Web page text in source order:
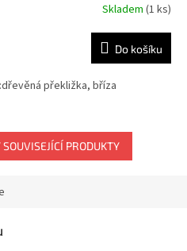
Skladem (1 ks)
Do košíku
překližka, bříza
PRODUKTY